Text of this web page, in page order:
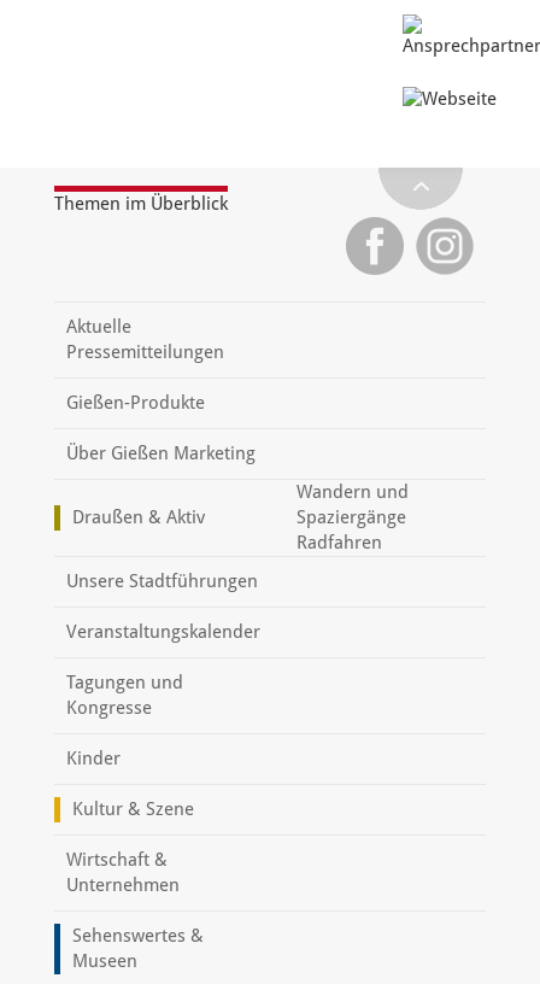
Themen im Überblick
Aktuelle
Pressemitteilungen
Gießen-Produkte
Über Gießen Marketing
Draußen & Aktiv
Wandern und
Spaziergänge
Radfahren
Unsere Stadtführungen
Veranstaltungskalender
Tagungen und
Kongresse
Kinder
Kultur & Szene
Wirtschaft &
Unternehmen
Sehenswertes &
Museen